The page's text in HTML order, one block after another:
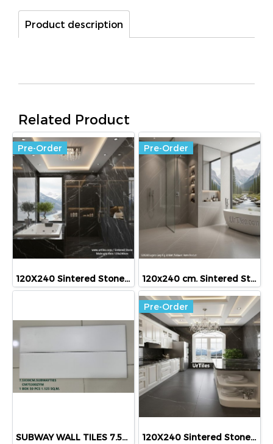
Product description
Related Product
Pre-Order
120X240 Sintered Stone Midnight Vein (H.G)
Pre-Order
120x240 cm. Sintered Stone รุ่น Lugano Grey (Matt)
SUBWAY WALL TILES 7.5X30 CM (CM75300ZYM /PK50)
Pre-Order
120X240 Sintered Stone Midnight Vein (H.G)